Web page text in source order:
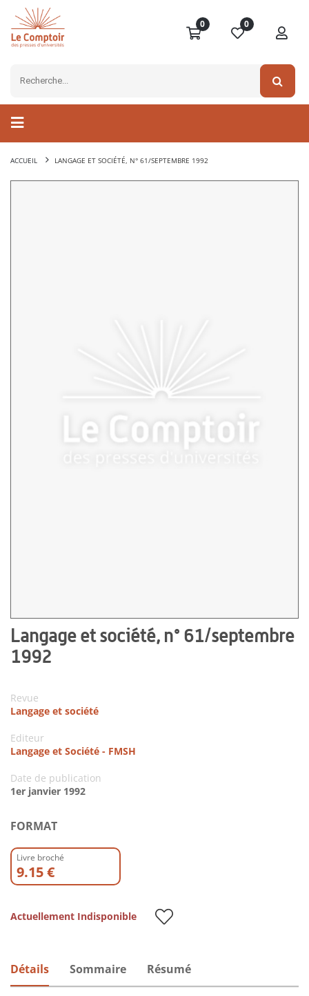
0 0
ACCUEIL LANGAGE ET SOCIÉTÉ, N° 61/SEPTEMBRE 1992
Langage et société, n° 61/septembre
1992
Revue
Langage et société
Editeur
Langage et Société - FMSH
Date de publication
1er janvier 1992
FORMAT
Livre broché
9.15 €
Actuellement Indisponible
Détails Sommaire Résumé